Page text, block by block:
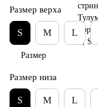
Размер верха
S M L
Размер
Размер низа
S M L